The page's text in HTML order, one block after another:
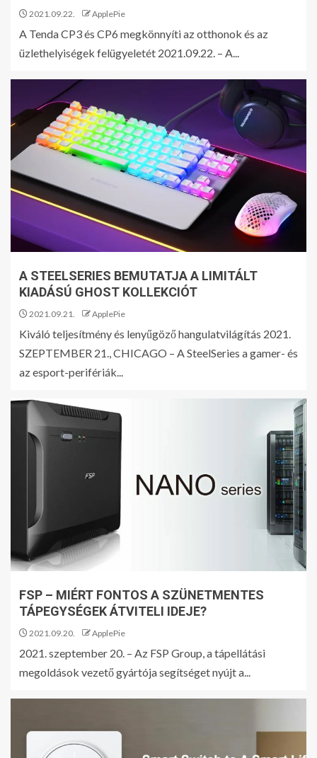
2021.09.22. ApplePie
A Tenda CP3 és CP6 megkönnyíti az otthonok és az
üzlethelyiségek felügyeletét 2021.09.22. – A...
A STEELSERIES BEMUTATJA A LIMITÁLT
KIADÁSÚ GHOST KOLLEKCIÓT
2021.09.21. ApplePie
Kiváló teljesítmény és lenyűgöző hangulatvilágítás 2021.
SZEPTEMBER 21., CHICAGO – A SteelSeries a gamer- és
az esport-perifériák...
FSP – MIÉRT FONTOS A SZÜNETMENTES
TÁPEGYSÉGEK ÁTVITELI IDEJE?
2021.09.20. ApplePie
2021. szeptember 20. – Az FSP Group, a tápellátási
megoldások vezető gyártója segítséget nyújt a...